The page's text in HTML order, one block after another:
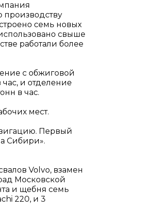
производству
семь новых
свыше
работали более
с обжиговой
и отделение
в час.
мест.
Первый
Сибири».
Volvo, взамен
Московской
и щебня семь
220, и 3